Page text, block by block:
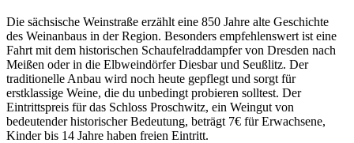
Die sächsische Weinstraße erzählt eine 850 Jahre alte Geschichte
des Weinanbaus in der Region. Besonders empfehlenswert ist eine
Fahrt mit dem historischen Schaufelraddampfer von Dresden nach
Meißen oder in die Elbweindörfer Diesbar und Seußlitz. Der
traditionelle Anbau wird noch heute gepflegt und sorgt für
erstklassige Weine, die du unbedingt probieren solltest. Der
Eintrittspreis für das Schloss Proschwitz, ein Weingut von
bedeutender historischer Bedeutung, beträgt 7€ für Erwachsene,
Kinder bis 14 Jahre haben freien Eintritt.